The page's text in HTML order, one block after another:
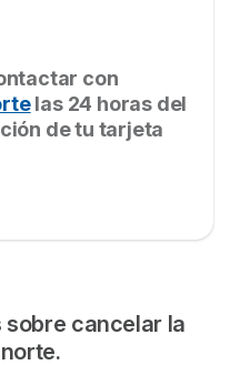
con
las 24 horas del
de tu tarjeta
cancelar la